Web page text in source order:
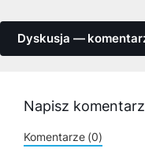
Dyskusja —
Napisz komentarz
Komentarze (0)